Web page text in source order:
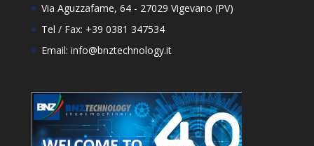
Via Aguzzafame, 64 - 27029 Vigevano (PV)
Tel / Fax: +39 0381 347534
Email: info@bnztechnology.it